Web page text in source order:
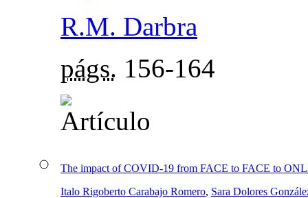
R.M. Darbra
págs. 156-164
The impact of COVID-19 from FACE to FACE to
Italo Rigoberto Carabajo Romero, Sara Dolores